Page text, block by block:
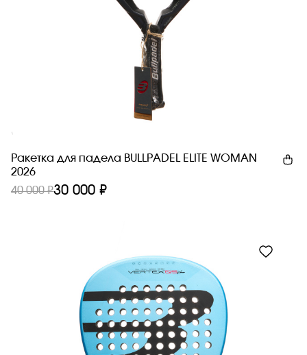
Новинка
Ракетка для падела BULLPADEL ELITE WOMAN
2026
40 000 ₽30 000 ₽